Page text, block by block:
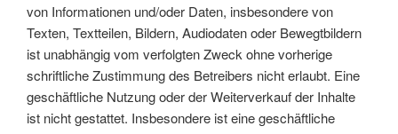
von Informationen und/oder Daten, insbesondere von
Texten, Textteilen, Bildern, Audiodaten oder Bewegtbildern
ist unabhängig vom verfolgten Zweck ohne vorherige
schriftliche Zustimmung des Betreibers nicht erlaubt. Eine
geschäftliche Nutzung oder der Weiterverkauf der Inhalte
ist nicht gestattet. Insbesondere ist eine geschäftliche